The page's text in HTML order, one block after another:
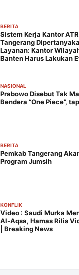
BERITA
Sistem Kerja Kantor
Tangerang
Layanan: Kantor
Banten Harus Lakukan
NASIONAL
Prabowo Disebut Tak
Bendera “One Piece”,
BERITA
Pemkab Tangerang
Program Jumsih
KONFLIK
Video : Saudi Murka
Al-Aqsa, Hamas Rilis
| Breaking News